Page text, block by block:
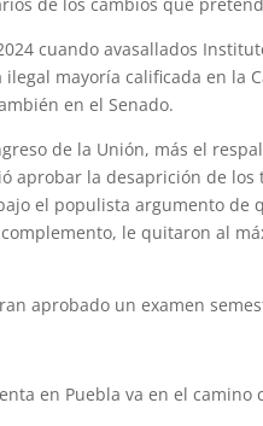
cuando avasallados
ilegal mayoría calificada en
en el Senado.
de la Unión, más el
aprobar la desaprición de
el populista argumento de
le quitaron al
aprobado un examen
en Puebla va en el camino